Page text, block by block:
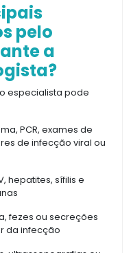
pelo
a
especialista pode
PCR, exames de
de infecção viral ou
hepatites, sífilis e
fezes ou secreções
da infecção